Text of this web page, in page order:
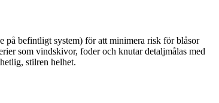
på befintligt system) för att minimera risk för blåsor
som vindskivor, foder och knutar detaljmålas med
stilren helhet.